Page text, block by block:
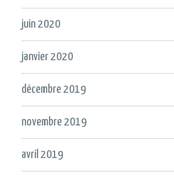
juin 2020
janvier 2020
décembre 2019
novembre 2019
avril 2019